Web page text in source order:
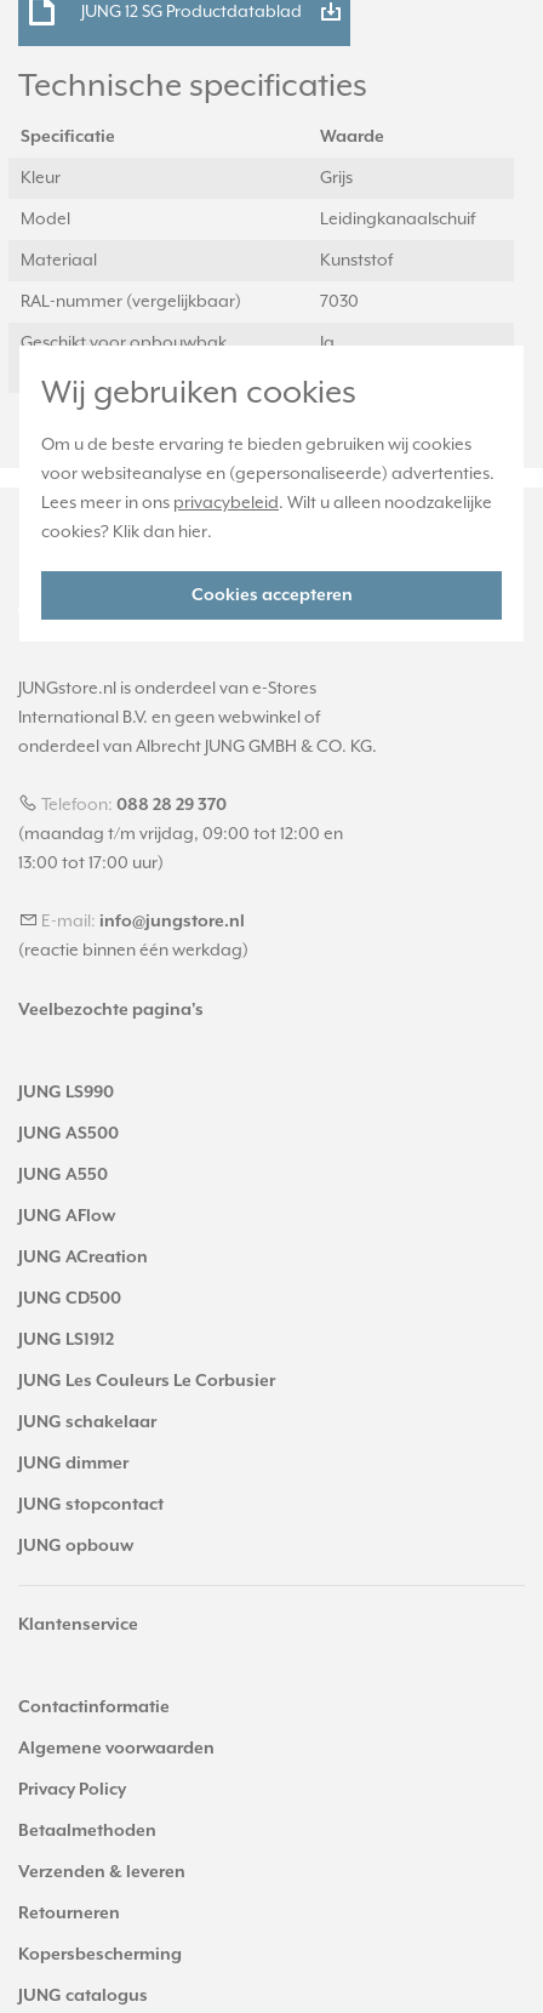
Wij gebruiken cookies
Om u de beste ervaring te bieden gebruiken wij cookies
voor websiteanalyse en (gepersonaliseerde) advertenties.
Lees meer in ons privacybeleid. Wilt u alleen noodzakelijke
cookies? Klik dan hier.
Cookies accepteren
JUNG 12 SG Productdatablad
Technische specificaties
Specificatie Waarde
Kleur Grijs
Model Leidingkanaalschuif
Materiaal Kunststof
RAL-nummer (vergelijkbaar) 7030
Geschikt voor opbouwbak
Ja
JUNGstore.nl is onderdeel van e-Stores
International B.V. en geen webwinkel of
onderdeel van Albrecht JUNG GMBH & CO. KG.
Telefoon: 088 28 29 370
(maandag t/m vrijdag, 09:00 tot 12:00 en
13:00 tot 17:00 uur)
E-mail: info@jungstore.nl
(reactie binnen één werkdag)
Veelbezochte pagina's
JUNG LS990
JUNG AS500
JUNG A550
JUNG AFlow
JUNG ACreation
JUNG CD500
JUNG LS1912
JUNG Les Couleurs Le Corbusier
JUNG schakelaar
JUNG dimmer
JUNG stopcontact
JUNG opbouw
Klantenservice
Contactinformatie
Algemene voorwaarden
Privacy Policy
Betaalmethoden
Verzenden & leveren
Retourneren
Kopersbescherming
JUNG catalogus